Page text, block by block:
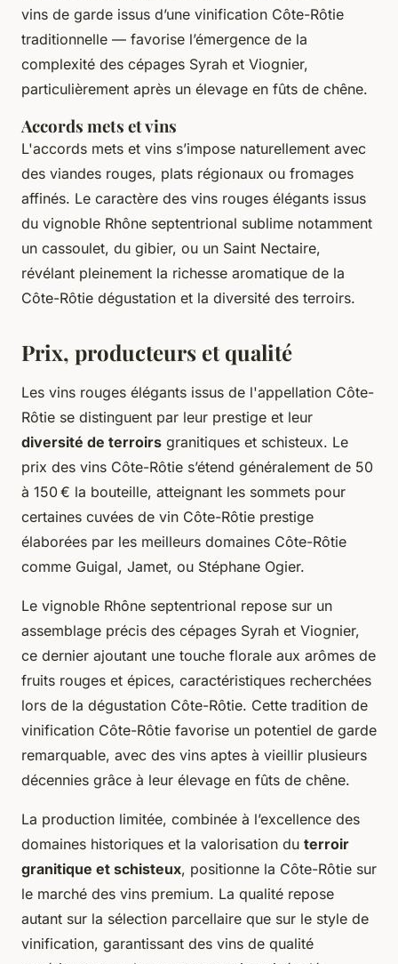
vins de garde issus d’une vinification Côte-Rôtie
traditionnelle — favorise l’émergence de la
complexité des cépages Syrah et Viognier,
particulièrement après un élevage en fûts de chêne.
Accords mets et vins
L'accords mets et vins s’impose naturellement avec
des viandes rouges, plats régionaux ou fromages
affinés. Le caractère des vins rouges élégants issus
du vignoble Rhône septentrional sublime notamment
un cassoulet, du gibier, ou un Saint Nectaire,
révélant pleinement la richesse aromatique de la
Côte-Rôtie dégustation et la diversité des terroirs.
Prix, producteurs et qualité
Les vins rouges élégants issus de l'appellation Côte-
Rôtie se distinguent par leur prestige et leur
diversité de terroirs granitiques et schisteux. Le
prix des vins Côte-Rôtie s’étend généralement de 50
à 150 € la bouteille, atteignant les sommets pour
certaines cuvées de vin Côte-Rôtie prestige
élaborées par les meilleurs domaines Côte-Rôtie
comme Guigal, Jamet, ou Stéphane Ogier.
Le vignoble Rhône septentrional repose sur un
assemblage précis des cépages Syrah et Viognier,
ce dernier ajoutant une touche florale aux arômes de
fruits rouges et épices, caractéristiques recherchées
lors de la dégustation Côte-Rôtie. Cette tradition de
vinification Côte-Rôtie favorise un potentiel de garde
remarquable, avec des vins aptes à vieillir plusieurs
décennies grâce à leur élevage en fûts de chêne.
La production limitée, combinée à l’excellence des
domaines historiques et la valorisation du terroir
granitique et schisteux, positionne la Côte-Rôtie sur
le marché des vins premium. La qualité repose
autant sur la sélection parcellaire que sur le style de
vinification, garantissant des vins de qualité